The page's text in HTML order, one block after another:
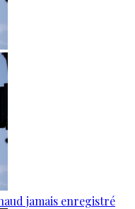
jamais enregistré